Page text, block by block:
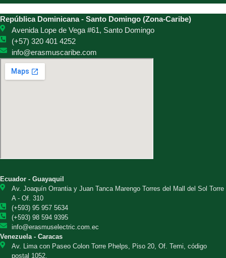
República Dominicana - Santo Domingo (Zona-Caribe)
Avenida Lope de Vega #61, Santo Domingo
(+57) 320 401 4252
info@erasmuscaribe.com
Ecuador - Guayaquil
Av. Joaquín Orrantia y Juan Tanca Marengo Torres del Mall del Sol Torre
A - Of. 310
(+593) 95 957 5634
(+593) 98 594 9395
info@erasmuselectric.com.ec
Venezuela - Caracas
Av. Lima con Paseo Colon Torre Phelps, Piso 20, Of. Temi, código
postal 1052.